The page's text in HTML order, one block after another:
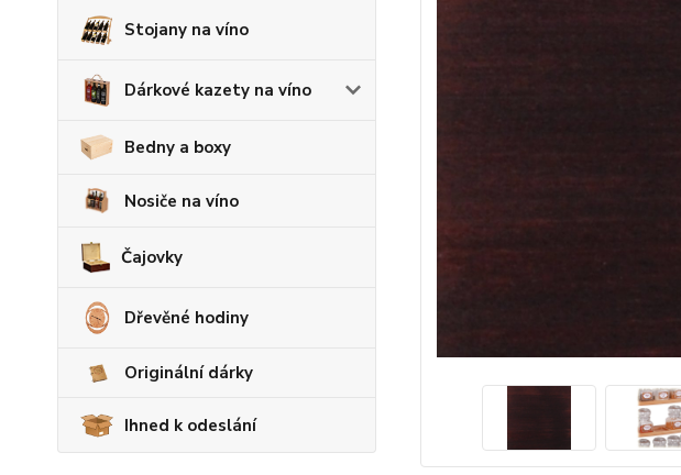
Stojany na víno
Dárkové kazety na víno
Bedny a boxy
Nosiče na víno
Čajovky
Dřevěné hodiny
Originální dárky
Ihned k odeslání